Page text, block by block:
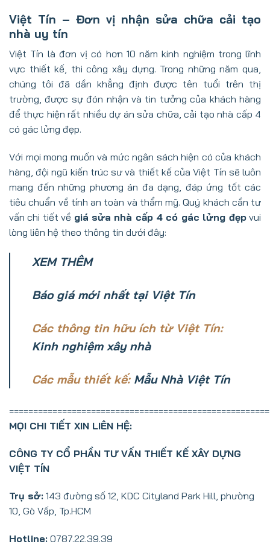
Việt Tín – Đơn vị nhận sửa chữa cải tạo
nhà uy tín
Việt Tín là đơn vị có hơn 10 năm kinh nghiệm trong lĩnh
vực thiết kế, thi công xây dựng. Trong những năm qua,
chúng tôi đã dần khẳng định được tên tuổi trên thị
trường, được sự đón nhận và tin tưởng của khách hàng
để thực hiện rất nhiều dự án sửa chữa, cải tạo nhà cấp 4
có gác lửng đẹp.
Với mọi mong muốn và mức ngân sách hiện có của khách
hàng, đội ngũ kiến trúc sư và thiết kế của Việt Tín sẽ luôn
mang đến những phương án đa dạng, đáp ứng tốt các
tiêu chuẩn về tính an toàn và thẩm mỹ. Quý khách cần tư
vấn chi tiết về giá sửa nhà cấp 4 có gác lửng đẹpvui
lòng liên hệ theo thông tin dưới đây:
XEM THÊM
Báo giá mới nhất tại Việt Tín
Các thông tin hữu ích từ Việt Tín:
Kinh nghiệmxây nhà
Các mẫu thiết kế: Mẫu Nhà Việt Tín
======================================================
MỌI CHI TIẾT XIN LIÊN HỆ:
CÔNG TY CỔ PHẦN TƯ VẤN THIẾT KẾ XÂY DỰNG
VIỆT TÍN
Trụ sở: 143 đường số 12, KDC Cityland Park Hill, phường
10, Gò Vấp, Tp.HCM
Hotline: 0787.22.39.39